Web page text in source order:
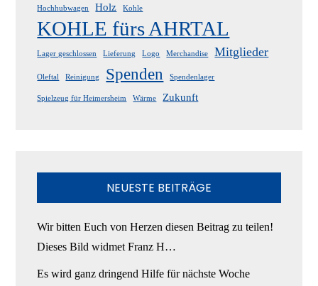
Hochhubwagen Holz Kohle
KOHLE fürs AHRTAL
Lager geschlossen Lieferung Logo Merchandise Mitglieder
Oleftal Reinigung Spenden Spendenlager
Spielzeug für Heimersheim Wärme Zukunft
NEUESTE BEITRÄGE
Wir bitten Euch von Herzen diesen Beitrag zu teilen!
Dieses Bild widmet Franz H…
Es wird ganz dringend Hilfe für nächste Woche